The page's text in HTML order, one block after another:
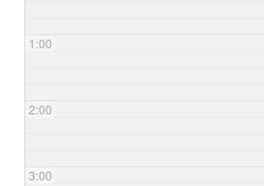
1:00
2:00
3:00